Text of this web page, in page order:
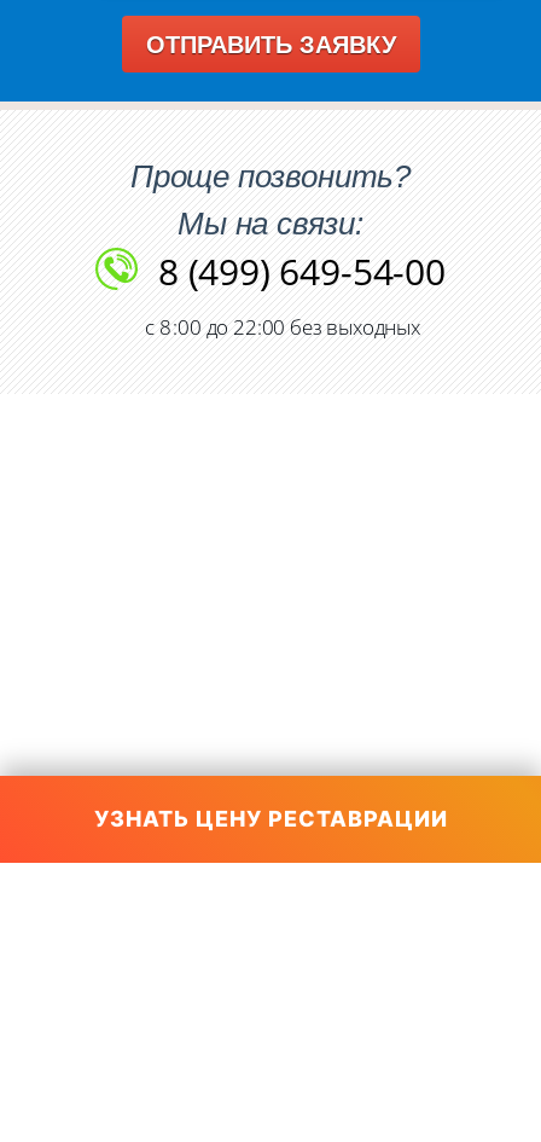
ОТПРАВИТЬ ЗАЯВКУ
Проще позвонить?
Мы на связи:
8 (499) 649-54-00
с 8 :00 до 22:00 без выходных
УЗНАТЬ ЦЕНУ РЕСТАВРАЦИИ